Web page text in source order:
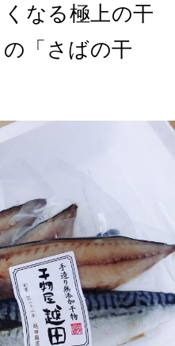
なる極上の干
「さばの干